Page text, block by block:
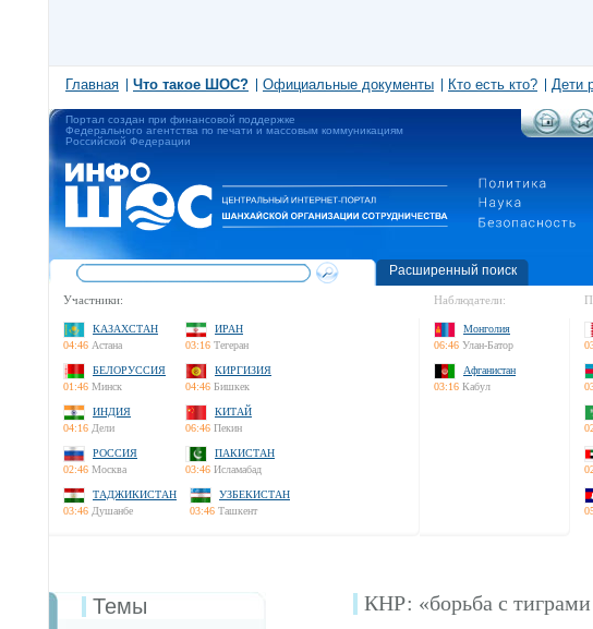
Главная Что такое ШОС? Официальные документы Кто есть кто? Дети
Портал создан при финансовой поддержке
Федерального агентства по печати и массовым коммуникациям
Российской Федерации
Расширенный поиск
Участники:
КАЗАХСТАН
04:46 Астана
ИРАН
03:16 Тегеран
БЕЛОРУССИЯ
01:46 Минск
КИРГИЗИЯ
04:46 Бишкек
ИНДИЯ
04:16 Дели
КИТАЙ
06:46 Пекин
РОССИЯ
02:46 Москва
ПАКИСТАН
03:46 Исламабад
ТАДЖИКИСТАН
03:46 Душанбе
УЗБЕКИСТАН
03:46 Ташкент
Наблюдатели:
Монголия
06:46 Улан-Батор
Афганистан
03:16 Кабул
Темы КНР: «борьба с